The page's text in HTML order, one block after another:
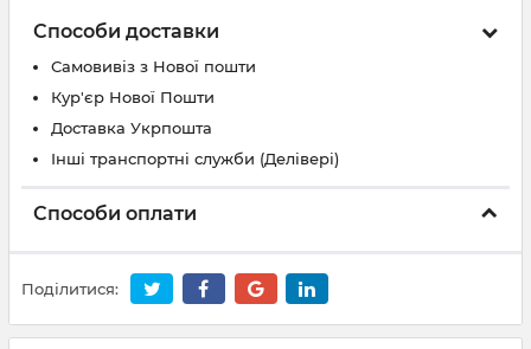
Способи доставки
Самовивіз з Нової пошти
Кур'єр Нової Пошти
Доставка Укрпошта
Інші транспортні служби (Делівері)
Способи оплати
Поділитися: